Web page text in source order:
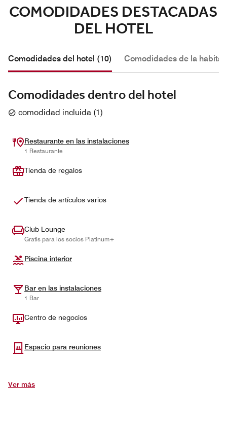
COMODIDADES DESTACADAS
DEL HOTEL
Comodidades del hotel (10) Comodidades de la
Comodidades dentro del hotel
comodidad incluida (1)
Restaurante en las instalaciones
1 Restaurante
Tienda de regalos
Tienda de artículos varios
Club Lounge
Gratis para los socios Platinum+
Piscina interior
Bar en las instalaciones
1 Bar
Centro de negocios
Espacio para reuniones
Ver más